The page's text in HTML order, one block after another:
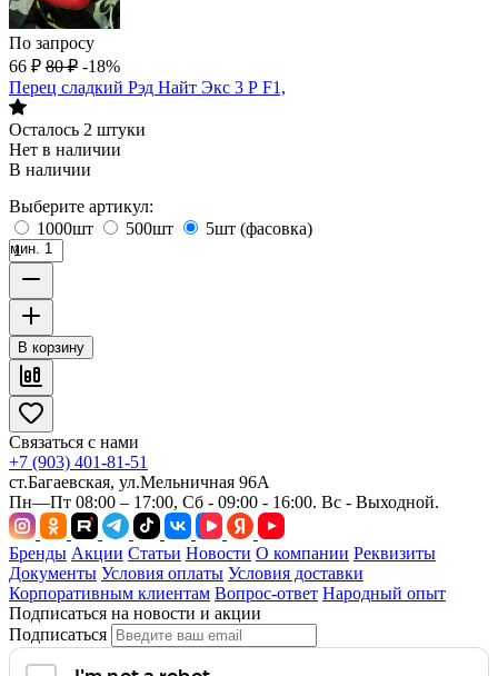
По запросу
66 ₽ 80 ₽ -18%
Перец сладкий Рэд Найт Экс 3 Р F1,
Осталось 2 штуки
Нет в наличии
В наличии
Выберите артикул:
1000шт
500шт 5шт (фасовка)
мин. 1
В корзину
Связаться с нами
+7 (903) 401-81-51
ст.Багаевская, ул.Мельничная 96А
Пн—Пт 08:00 – 17:00, Сб - 09:00 - 16:00. Вс - Выходной.
Бренды Акции Статьи Новости О компании Реквизиты
Документы Условия оплаты Условия доставки
Корпоративным клиентам Вопрос-ответ Народный опыт
Подписаться на новости и акции
Подписаться